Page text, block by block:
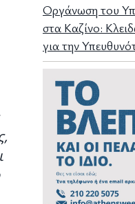
Οργάνωση του
στα Καζίνο:
για την